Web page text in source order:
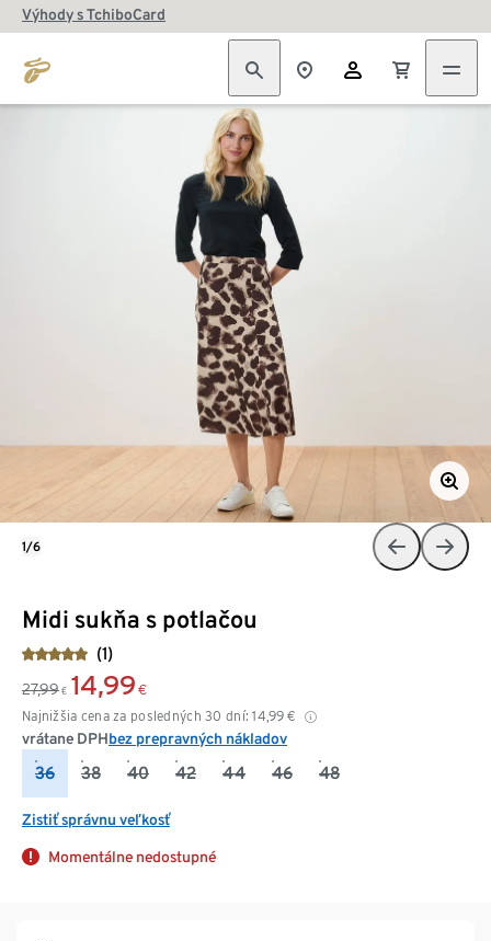
Výhody s TchiboCard
Midi sukňa s potlačou
(1)
27,99 € 14,99 €
Najnižšia cena za posledných 30 dní: 14,99 €
vrátane DPHbez prepravných nákladov
36 38 40 42 44 46 48
Zistiť správnu veľkosť
Momentálne nedostupné
1/6